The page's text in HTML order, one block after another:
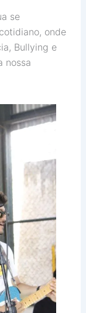
se
onde
Bullying e
nossa